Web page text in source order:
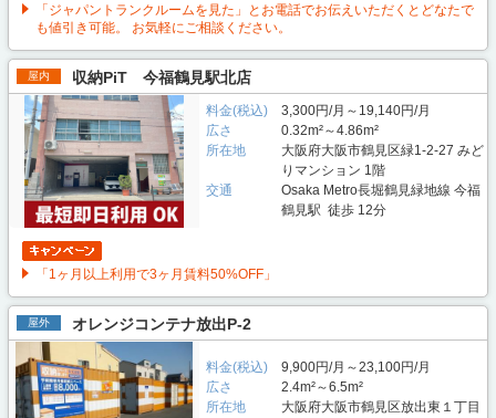
「ジャパントランクルームを見た」とお電話でお伝えいただくとどなたで
も値引き可能。 お気軽にご相談ください。
屋内 収納PiT 今福鶴見駅北店
料金(税込)
3,300円/月～19,140円/月
広さ
0.32m²～4.86m²
所在地
大阪府大阪市鶴見区緑1-2-27 みど
りマンション 1階
交通
Osaka Metro長堀鶴見緑地線 今福
鶴見駅 徒歩 12分
「1ヶ月以上利用で3ヶ月賃料50%OFF」
屋外 オレンジコンテナ放出P-2
料金(税込)
9,900円/月～23,100円/月
広さ
2.4m²～6.5m²
所在地
大阪府大阪市鶴見区放出東１丁目